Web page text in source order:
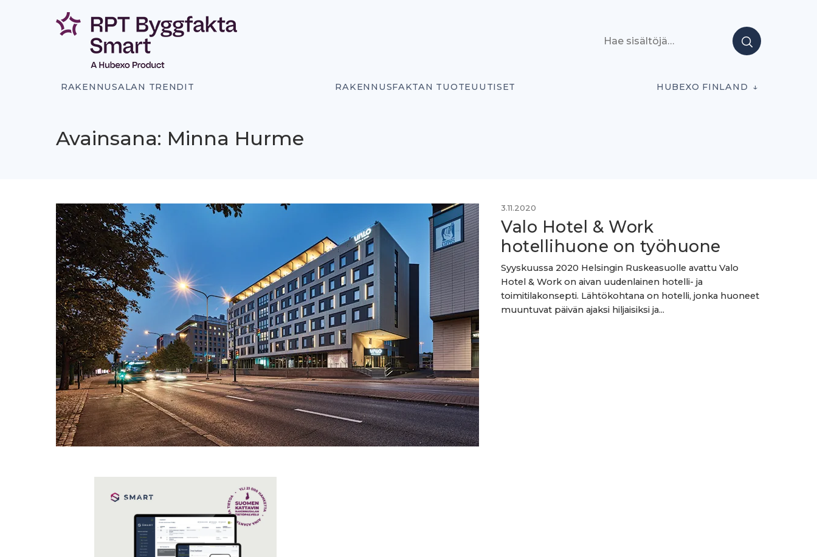
RAKENNUSALAN TRENDIT RAKENNUSFAKTAN TUOTEUUTISET HUBEXO FINLAND
Avainsana: Minna Hurme
3.11.2020
Valo Hotel & Work
hotellihuone on työhuone
Syyskuussa 2020 Helsingin Ruskeasuolle avattu Valo
Hotel & Work on aivan uudenlainen hotelli- ja
toimitilakonsepti. Lähtökohtana on hotelli, jonka huoneet
muuntuvat päivän ajaksi hiljaisiksi ja...